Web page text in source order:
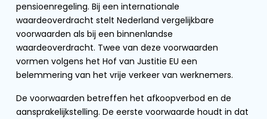
pensioenregeling. Bij een internationale
waardeoverdracht stelt Nederland vergelijkbare
voorwaarden als bij een binnenlandse
waardeoverdracht. Twee van deze voorwaarden
vormen volgens het Hof van Justitie EU een
belemmering van het vrije verkeer van werknemers.
De voorwaarden betreffen het afkoopverbod en de
aansprakelijkstelling. De eerste voorwaarde houdt in dat